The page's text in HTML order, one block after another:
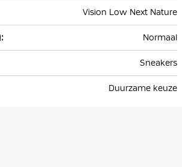
Vision Low Next Nature
Normaal
Sneakers
Duurzame keuze